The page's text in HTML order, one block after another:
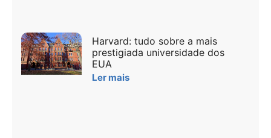
Harvard: tudo sobre a mais
prestigiada universidade dos
EUA
Ler mais